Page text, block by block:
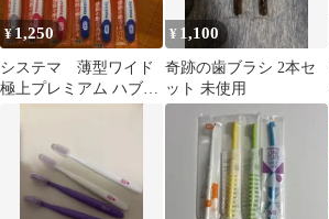
¥1,250
システマ 薄型ワイド
極上プレミアム ハブラ
¥ 1,100
奇跡の歯ブラシ 2本セ
ット 未使用